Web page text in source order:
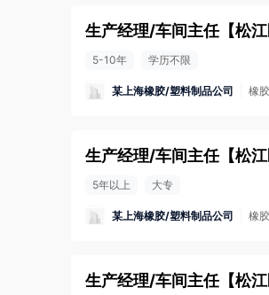
生产经理/车间主任 【松
5-10年 学历不限
某上海橡胶/塑料制品公司 橡
生产经理/车间主任 【松
5年以上 大专
某上海橡胶/塑料制品公司 橡
生产经理/车间主任 【松